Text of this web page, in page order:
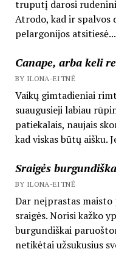
truputį darosi
Atrodo, kad ir spalvos
pelargonijos atsitiesė...
Canape, arba keli
BY ILONA-EITNĖ
Vaikų gimtadieniai
suaugusieji labiau
patiekalais, naujais
kad viskas būtų aišku.
Sraigės
BY ILONA-EITNĖ
Dar neįprastas
sraigės. Norisi kažko
burgundiškai
netikėtai užsukusius